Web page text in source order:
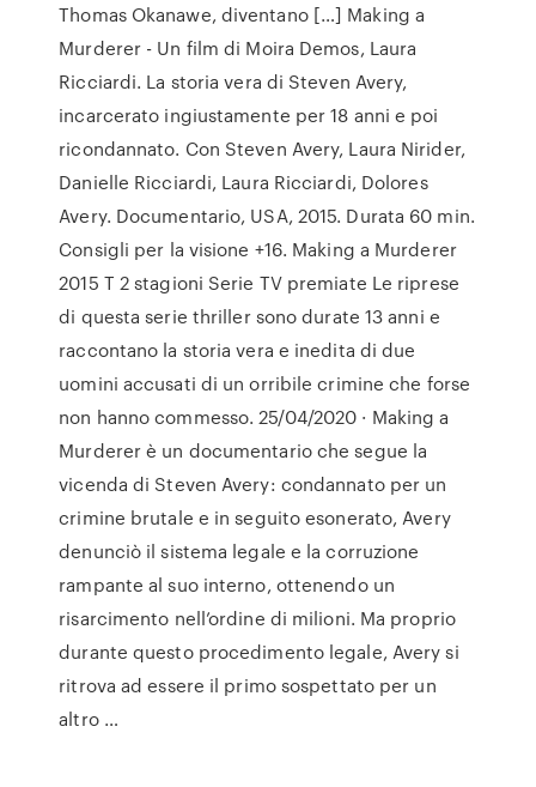
Thomas Okanawe, diventano […] Making a
Murderer - Un film di Moira Demos, Laura
Ricciardi. La storia vera di Steven Avery,
incarcerato ingiustamente per 18 anni e poi
ricondannato. Con Steven Avery, Laura Nirider,
Danielle Ricciardi, Laura Ricciardi, Dolores
Avery. Documentario, USA, 2015. Durata 60 min.
Consigli per la visione +16. Making a Murderer
2015 T 2 stagioni Serie TV premiate Le riprese
di questa serie thriller sono durate 13 anni e
raccontano la storia vera e inedita di due
uomini accusati di un orribile crimine che forse
non hanno commesso. 25/04/2020 · Making a
Murderer è un documentario che segue la
vicenda di Steven Avery: condannato per un
crimine brutale e in seguito esonerato, Avery
denunciò il sistema legale e la corruzione
rampante al suo interno, ottenendo un
risarcimento nell’ordine di milioni. Ma proprio
durante questo procedimento legale, Avery si
ritrova ad essere il primo sospettato per un
altro …